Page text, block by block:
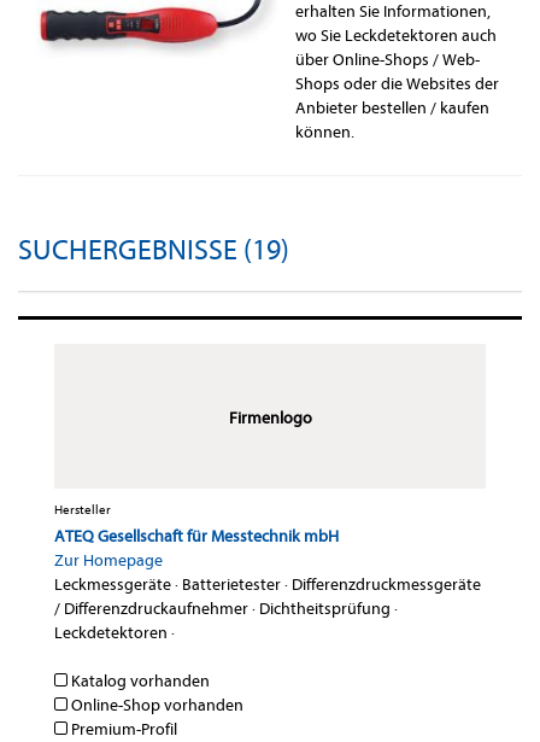
erhalten Sie Informationen,
wo Sie Leckdetektoren auch
über Online-Shops / Web-
Shops oder die Websites der
Anbieter bestellen / kaufen
können.
SUCHERGEBNISSE (19)
Firmenlogo
Hersteller
ATEQ Gesellschaft für Messtechnik mbH
Zur Homepage
Leckmessgeräte· Batterietester· Differenzdruckmessgeräte
/ Differenzdruckaufnehmer· Dichtheitsprüfung ·
Leckdetektoren ·
Katalog vorhanden
Online-Shop vorhanden
Premium-Profil